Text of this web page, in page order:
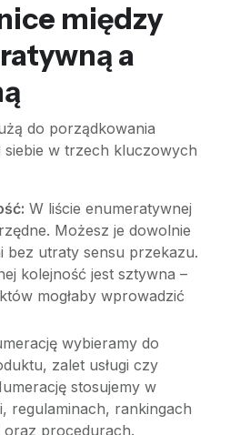
między
a
do porządkowania
w trzech kluczowych
W liście enumeratywnej
Możesz je dowolnie
bez utraty sensu przekazu.
kolejność jest sztywna –
mogłaby wprowadzić
wybieramy do
zalet usługi czy
stosujemy w
regulaminach, rankingach
oraz procedurach.